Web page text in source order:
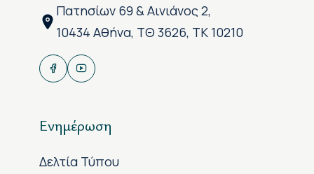
Πατησίων 69 & Αινιάνος 2,
10434 Αθήνα, ΤΘ 3626, ΤΚ 10210
Ενημέρωση
Δελτία Τύπου